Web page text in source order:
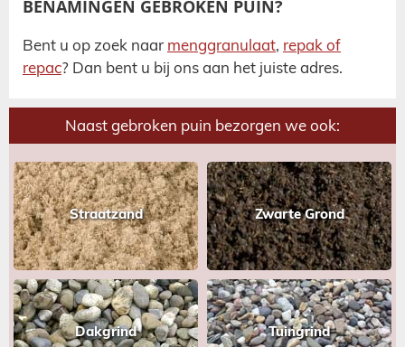
BENAMINGEN GEBROKEN PUIN?
Bent u op zoek naar menggranulaat, repak of
repac? Dan bent u bij ons aan het juiste adres.
Naast gebroken puin bezorgen we ook:
Straatzand Zwarte Grond
Dakgrind Tuingrind